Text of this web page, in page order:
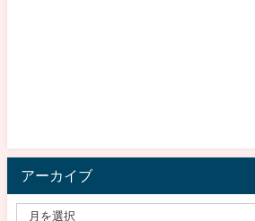
アーカイブ